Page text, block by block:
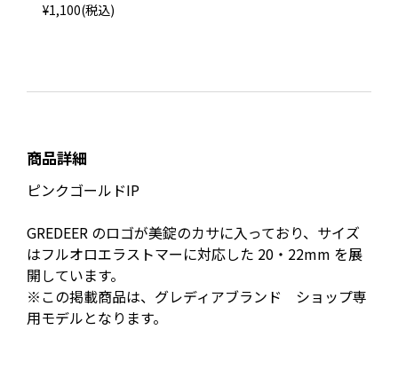
¥1,100(税込)
商品詳細
ピンクゴールドIP
GREDEER のロゴが美錠のカサに入っており、サイズ
はフルオロエラストマーに対応した 20・22mm を展
開しています。
※この掲載商品は、グレディアブランド ショップ専
用モデルとなります。